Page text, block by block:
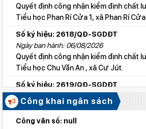
Quyết định công nhận kiểm định chất
Tiểu học Phan Rí Cửa 1, xã Phan Rí Cửa.
Số ký hiệu: 2618/QĐ-SGDĐT
Ngày ban hành: 06/08/2026
Quyết định công nhận kiểm định chất
Tiểu học Chu Văn An , xã Cư Jút.
Số ký hiệu: 2619/QĐ-SGDĐT
Ngày ban hành: 06/08/2026
Quyết định công nhận kiểm định chất
Tiểu học Lý Tự Trọng , xã Cư Jút.
Công khai ngân sách
Công văn số: null